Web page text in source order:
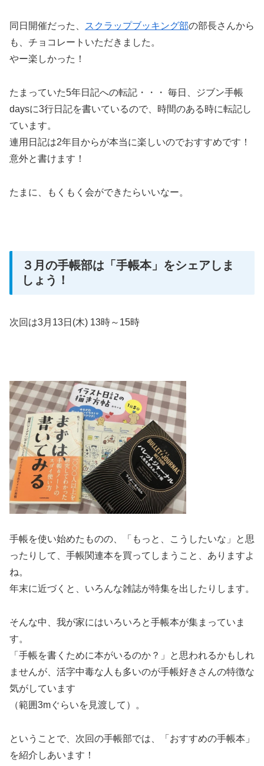
同日開催だった、 スクラップブッキング部の部長さんから
も、チョコレートいただきました。
やー楽しかった！
たまっていた5年日記への転記・・・ 毎日、ジブン手帳
daysに3行日記を書いているので、時間のある時に転記し
ています。
連用日記は2年目からが本当に楽しいのでおすすめです！
意外と書けます！
たまに、もくもく会ができたらいいなー。
３月の手帳部は「手帳本」をシェアしま
しょう！
次回は3月13日(木) 13時～15時
手帳を使い始めたものの、「もっと、こうしたいな」と思
ったりして、手帳関連本を買ってしまうこと、ありますよ
ね。
年末に近づくと、いろんな雑誌が特集を出したりします。
そんな中、我が家にはいろいろと手帳本が集まっていま
す。
「手帳を書くために本がいるのか？」と思われるかもしれ
ませんが、活字中毒な人も多いのが手帳好きさんの特徴な
気がしています
（範囲3mぐらいを見渡して）。
ということで、次回の手帳部では、「おすすめの手帳本」
を紹介しあいます！